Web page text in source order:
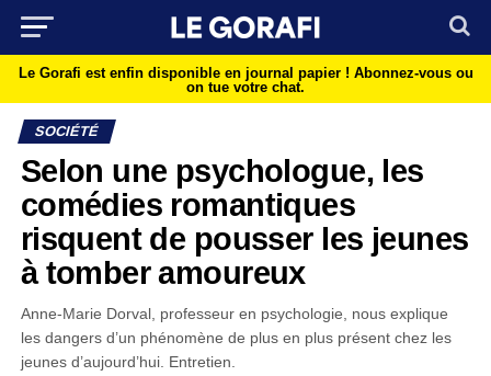
Le Gorafi est enfin disponible en journal papier ! Abonnez-vous ou
on tue votre chat.
SOCIÉTÉ
Selon une psychologue, les
comédies romantiques
risquent de pousser les jeunes
à tomber amoureux
Anne-Marie Dorval, professeur en psychologie, nous explique
les dangers d’un phénomène de plus en plus présent chez les
jeunes d’aujourd’hui. Entretien.